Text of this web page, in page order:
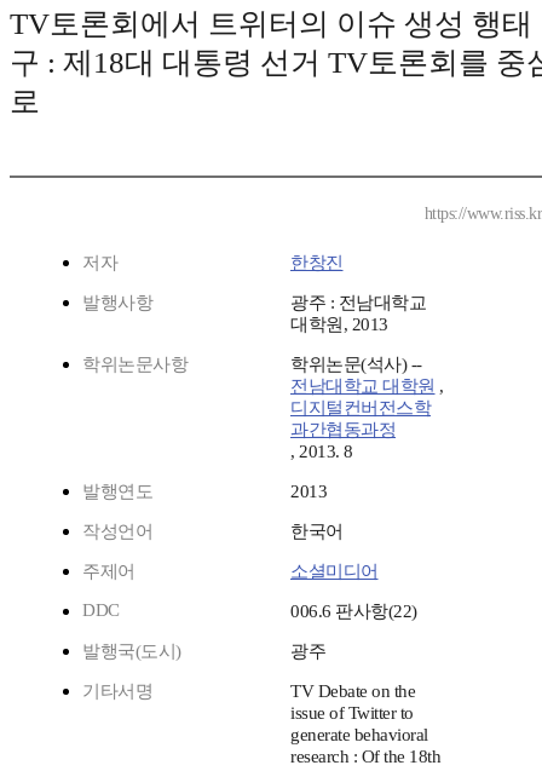
TV토론회에서 트위터의 이슈 생성 행태
구 : 제18대 대통령 선거 TV토론회를 중
로
https://
저자 한창진
발행사항
광주 : 전남대학교
대학원, 2013
학위논문사항
학위논문(석사) --
전남대학교 대학원 ,
디지털컨버전스학
과간협동과정
, 2013. 8
발행연도 2013
작성언어 한국어
주제어
소셜미디어
DDC
006.6 판사항(22)
발행국(도시) 광주
기타서명
TV Debate on the
issue of Twitter to
generate behavioral
research : Of the 18th